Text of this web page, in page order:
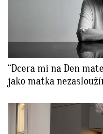
“Dcera mi na Den
jako matka